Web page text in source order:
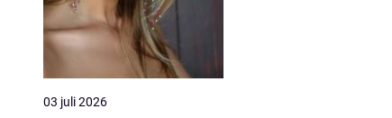
03 juli 2026